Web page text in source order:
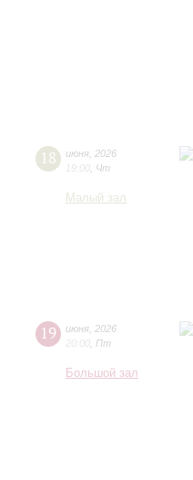
18 июня 2026
19:00 Чт
Малый зал
19 июня 2026
20:00 Пт
Большой зал